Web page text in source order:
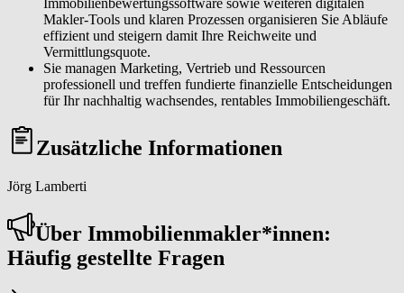
Makler-Tools und klaren Prozessen organisieren Sie Abläufe
effizient und steigern damit Ihre Reichweite und
Vermittlungsquote.
Sie managen Marketing, Vertrieb und Ressourcen
professionell und treffen fundierte finanzielle Entscheidungen
für Ihr nachhaltig wachsendes, rentables Immobiliengeschäft.
Zusätzliche Informationen
Jörg Lamberti
Über Im­mo­bi­li­en­mak­ler*in­nen:
Häufig gestellte Fragen